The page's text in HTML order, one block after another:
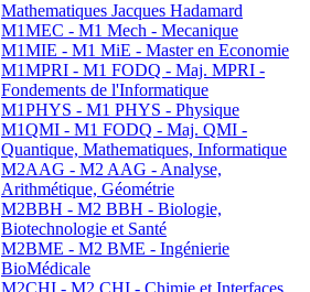
Mathematiques Jacques Hadamard
M1MEC - M1 Mech - Mecanique
M1MIE - M1 MiE - Master en Economie
M1MPRI - M1 FODQ - Maj. MPRI -
Fondements de l'Informatique
M1PHYS - M1 PHYS - Physique
M1QMI - M1 FODQ - Maj. QMI -
Quantique, Mathematiques, Informatique
M2AAG - M2 AAG - Analyse,
Arithmétique, Géométrie
M2BBH - M2 BBH - Biologie,
Biotechnologie et Santé
M2BME - M2 BME - Ingénierie
BioMédicale
M2CHI - M2 CHI - Chimie et Interfaces